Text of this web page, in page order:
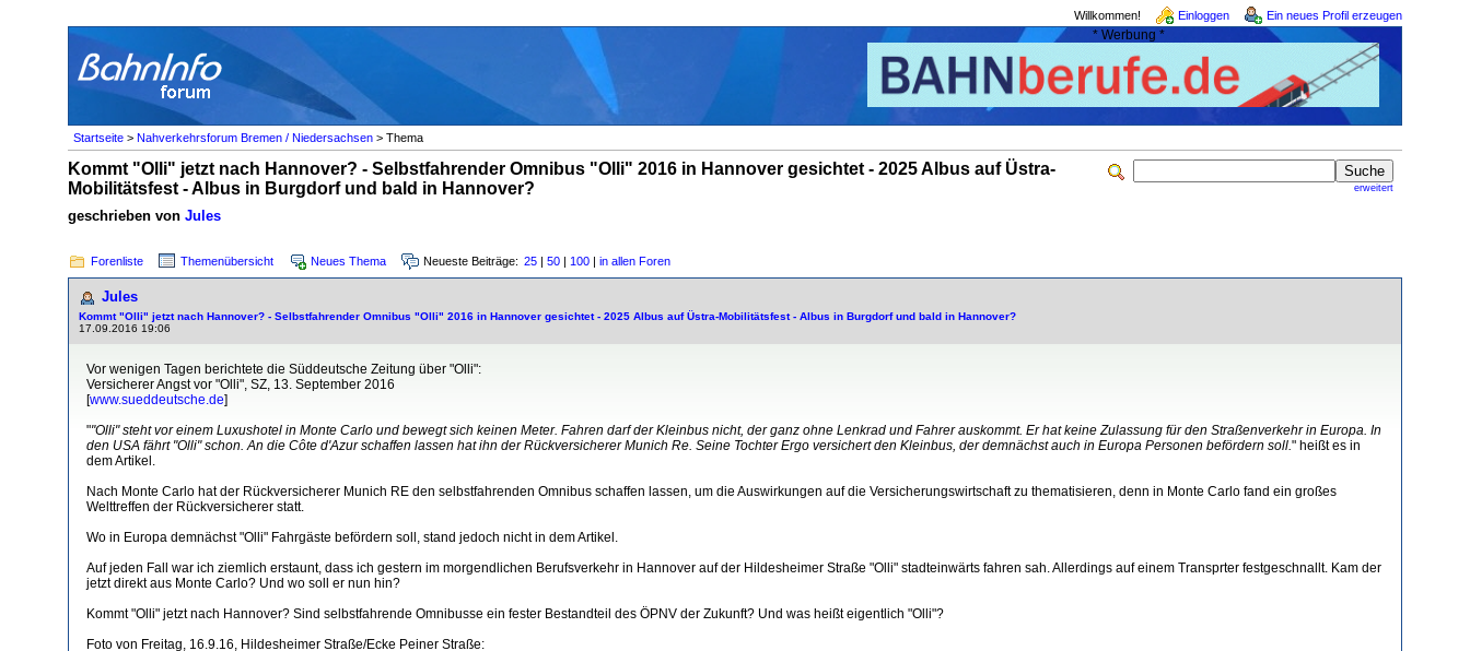
Willkommen! Einloggen Ein neues Profil erzeugen
* Werbung *
Startseite > Nahverkehrsforum Bremen / Niedersachsen > Thema
erweitert
Kommt "Olli" jetzt nach Hannover? - Selbstfahrender Omnibus "Olli" 2016 in Hannover gesichtet - 2025 Albus auf Üstra-
Mobilitätsfest - Albus in Burgdorf und bald in Hannover?
geschrieben von Jules
Forenliste Themenübersicht Neues Thema Neueste Beiträge: 25 | 50 | 100 | in allen Foren
Jules
Kommt "Olli" jetzt nach Hannover? - Selbstfahrender Omnibus "Olli" 2016 in Hannover gesichtet - 2025 Albus auf Üstra-Mobilitätsfest - Albus in Burgdorf und bald in Hannover?
17.09.2016 19:06
Vor wenigen Tagen berichtete die Süddeutsche Zeitung über "Olli":
Versicherer Angst vor "Olli", SZ, 13. September 2016
[www.sueddeutsche.de]
""Olli" steht vor einem Luxushotel in Monte Carlo und bewegt sich keinen Meter. Fahren darf der Kleinbus nicht, der ganz ohne Lenkrad und Fahrer auskommt. Er hat keine Zulassung für den Straßenverkehr in Europa. In
den USA fährt "Olli" schon. An die Côte d'Azur schaffen lassen hat ihn der Rückversicherer Munich Re. Seine Tochter Ergo versichert den Kleinbus, der demnächst auch in Europa Personen befördern soll. " heißt es in
dem Artikel.
Nach Monte Carlo hat der Rückversicherer Munich RE den selbstfahrenden Omnibus schaffen lassen, um die Auswirkungen auf die Versicherungswirtschaft zu thematisieren, denn in Monte Carlo fand ein großes
Welttreffen der Rückversicherer statt.
Wo in Europa demnächst "Olli" Fahrgäste befördern soll, stand jedoch nicht in dem Artikel.
Auf jeden Fall war ich ziemlich erstaunt, dass ich gestern im morgendlichen Berufsverkehr in Hannover auf der Hildesheimer Straße "Olli" stadteinwärts fahren sah. Allerdings auf einem Transprter festgeschnallt. Kam der
jetzt direkt aus Monte Carlo? Und wo soll er nun hin?
Kommt "Olli" jetzt nach Hannover? Sind selbstfahrende Omnibusse ein fester Bestandteil des ÖPNV der Zukunft? Und was heißt eigentlich "Olli"?
Foto von Freitag, 16.9.16, Hildesheimer Straße/Ecke Peiner Straße: